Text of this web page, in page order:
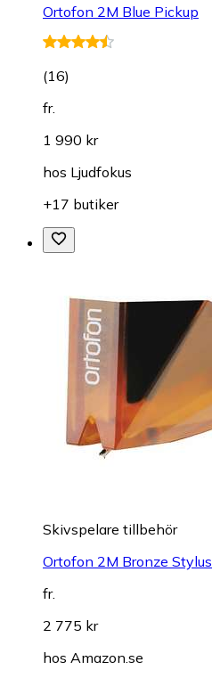
Ortofon 2M Blue Pickup
(16)
fr.
1 990 kr
hos Ljudfokus
+17 butiker
Skivspelare tillbehör
Ortofon 2M Bronze Stylus
fr.
2 775 kr
hos Amazon.se